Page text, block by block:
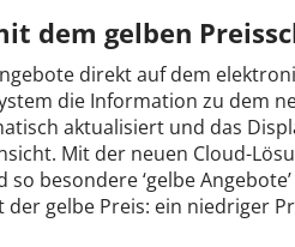
dem gelben
direkt auf dem
die Information zu dem
aktualisiert und das
Mit der neuen Cloud-
besondere ‘gelbe
gelbe Preis: ein niedriger